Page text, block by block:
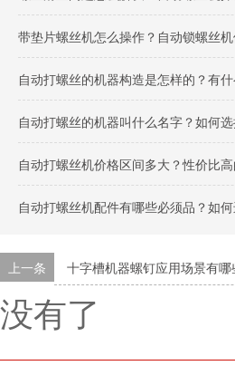
带垫片螺丝机怎么操作？自动锁螺丝
自动打螺丝的机器构造是怎样的？有
自动打螺丝的机器叫什么名字？如何
自动打螺丝机价格区间多大？性价比
自动打螺丝机配件有哪些必须品？如
上一条 十字槽机器螺钉应用场景有
没有了